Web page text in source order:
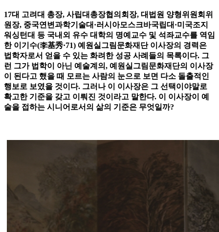
17대 고려대 총장, 사립대총장협의회장, 대법원 양형위원회위
원장, 중국연변과학기술대·러시아모스크바국립대·미국조지
워싱턴대 등 국내외 유수 대학의 명예교수 및 석좌교수를 역임
한 이기수(李基秀·71) 예원실그림문화재단 이사장의 경력은
법학자로서 얻을 수 있는 화려한 성공 사례들의 목록이다. 그
런 그가 법학이 아닌 예술계의, 예원실그림문화재단의 이사장
이 된다고 했을 때 모르는 사람의 눈으로 보면 다소 돌출적인
행보로 보였을 것이다. 그러나 이 이사장은 그 선택이야말로
확고한 기준을 갖고 이뤄진 것이라고 말한다. 이 이사장이 예
술을 접하는 시니어로서의 삶의 기준은 무엇일까?